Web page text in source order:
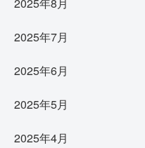
2025年8月
2025年7月
2025年6月
2025年5月
2025年4月